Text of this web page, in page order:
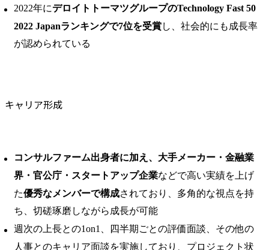
2022年にデロイトトーマツグループのTechnology Fast 50
2022 Japanランキングで7位を受賞し、社会的にも成長率
が認められている
キャリア形成
コンサルファーム出身者に加え、大手メーカー・金融業
界・官公庁・スタートアップ企業などで高い実績を上げ
た優秀なメンバーで構成されており、多角的な視点を持
ち、切磋琢磨しながら成長が可能
週次の上長との1on1、四半期ごとの評価面談、その他の
人事とのキャリア面談を実施しており、プロジェクト状